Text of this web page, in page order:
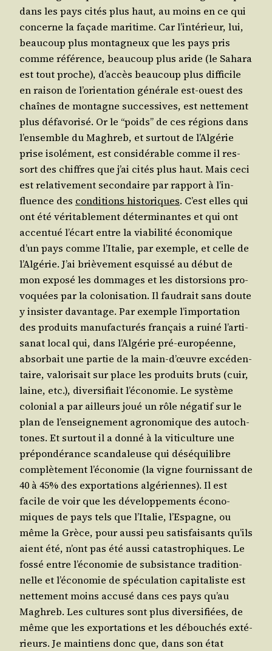
dans les pays cités plus haut, au moins en ce qui
concerne la façade mari­time. Car l’in­té­rieur, lui,
beau­coup plus mon­ta­gneux que les pays pris
comme réfé­rence, beau­coup plus aride (le Saha­ra
est tout proche), d’ac­cès beau­coup plus dif­fi­cile
en rai­son de l’o­rien­ta­tion géné­rale est-ouest des
chaînes de mon­tagne suc­ces­sives, est net­te­ment
plus défa­vo­ri­sé. Or le “poids” de ces régions dans
l’en­semble du Magh­reb, et sur­tout de l’Al­gé­rie
prise iso­lé­ment, est consi­dé­rable comme il res­
sort des chiffres que j’ai cités plus haut. Mais ceci
est rela­ti­ve­ment secon­daire par rap­port à l’in­
fluence des condi­tions his­to­riques. C’est elles qui
ont été véri­ta­ble­ment déter­mi­nantes et qui ont
accen­tué l’é­cart entre la via­bi­li­té éco­no­mique
d’un pays comme l’I­ta­lie, par exemple, et celle de
l’Al­gé­rie. J’ai briè­ve­ment esquis­sé au début de
mon expo­sé les dom­mages et les dis­tor­sions pro­
vo­quées par la colo­ni­sa­tion. Il fau­drait sans doute
y insis­ter davan­tage. Par exemple l’im­por­ta­tion
des pro­duits manu­fac­tu­rés fran­çais a rui­né l’ar­ti­
sa­nat local qui, dans l’Al­gé­rie pré-euro­péenne,
absor­bait une par­tie de la main-d’œuvre excé­den­
taire, valo­ri­sait sur place les pro­duits bruts (cuir,
laine, etc.), diver­si­fiait l’é­co­no­mie. Le sys­tème
colo­nial a par ailleurs joué un rôle néga­tif sur le
plan de l’en­sei­gne­ment agro­no­mique des autoch­
tones. Et sur­tout il a don­né à la viti­cul­ture une
pré­pon­dé­rance scan­da­leuse qui dés­équi­libre
com­plè­te­ment l’é­co­no­mie (la vigne four­nis­sant de
40 à 45% des expor­ta­tions algé­riennes). Il est
facile de voir que les déve­lop­pe­ments éco­no­
miques de pays tels que l’I­ta­lie, l’Es­pagne, ou
même la Grèce, pour aus­si peu satis­fai­sants qu’ils
aient été, n’ont pas été aus­si catas­tro­phiques. Le
fos­sé entre l’é­co­no­mie de sub­sis­tance tra­di­tion­
nelle et l’é­co­no­mie de spé­cu­la­tion capi­ta­liste est
net­te­ment moins accu­sé dans ces pays qu’au
Magh­reb. Les cultures sont plus diver­si­fiées, de
même que les expor­ta­tions et les débou­chés exté­
rieurs. Je main­tiens donc que, dans son état